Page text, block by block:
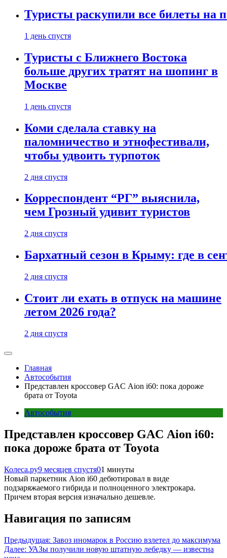
Туристы раскупили все билеты на
1 день спустя
Туристы с Ближнего Востока
больше других тратят на шопинг в
Москве
1 день спустя
Коми сделала ставку на
паломничество и этнофестивали,
чтобы удвоить турпоток
2 дня спустя
Корреспондент “РГ” выяснила,
чем Грозный удивит туристов
2 дня спустя
Бархатный сезон в Крыму: где в
2 дня спустя
Стоит ли ехать в отпуск на машине
летом 2026 года?
2 дня спустя
Главная
Автособытия
Представлен кроссовер GAC Aion i60: пока дороже
брата от Toyota
Автособытия
Представлен кроссовер GAC Aion i60:
пока дороже брата от Toyota
Колеса.ру9 месяцев спустя01 минуты
Новый паркетник Aion i60 дебютировал в виде
подзаряжаемого гибрида и полноценного электрокара.
Причем вторая версия изначально дешевле.
Навигация по записям
Предыдущая: Завоз иномарок в Россию взлетел до максимума
Далее: УАЗы получили новую штатную лебедку — известна